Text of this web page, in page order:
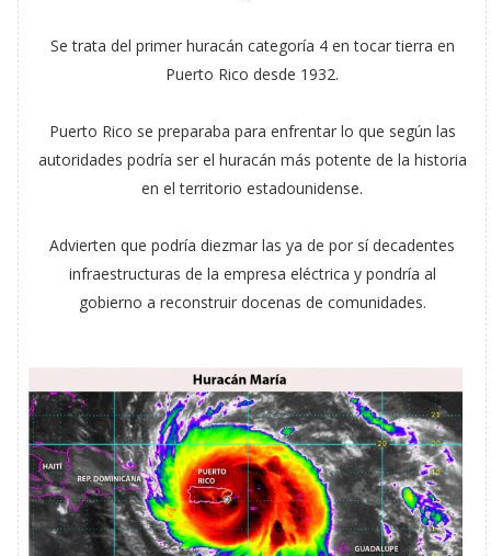
Se trata del primer huracán categoría 4 en tocar tierra en
Puerto Rico desde 1932.
Puerto Rico se preparaba para enfrentar lo que según las
autoridades podría ser el huracán más potente de la historia
en el territorio estadounidense.
Advierten que podría diezmar las ya de por sí decadentes
infraestructuras de la empresa eléctrica y pondría al
gobierno a reconstruir docenas de comunidades.